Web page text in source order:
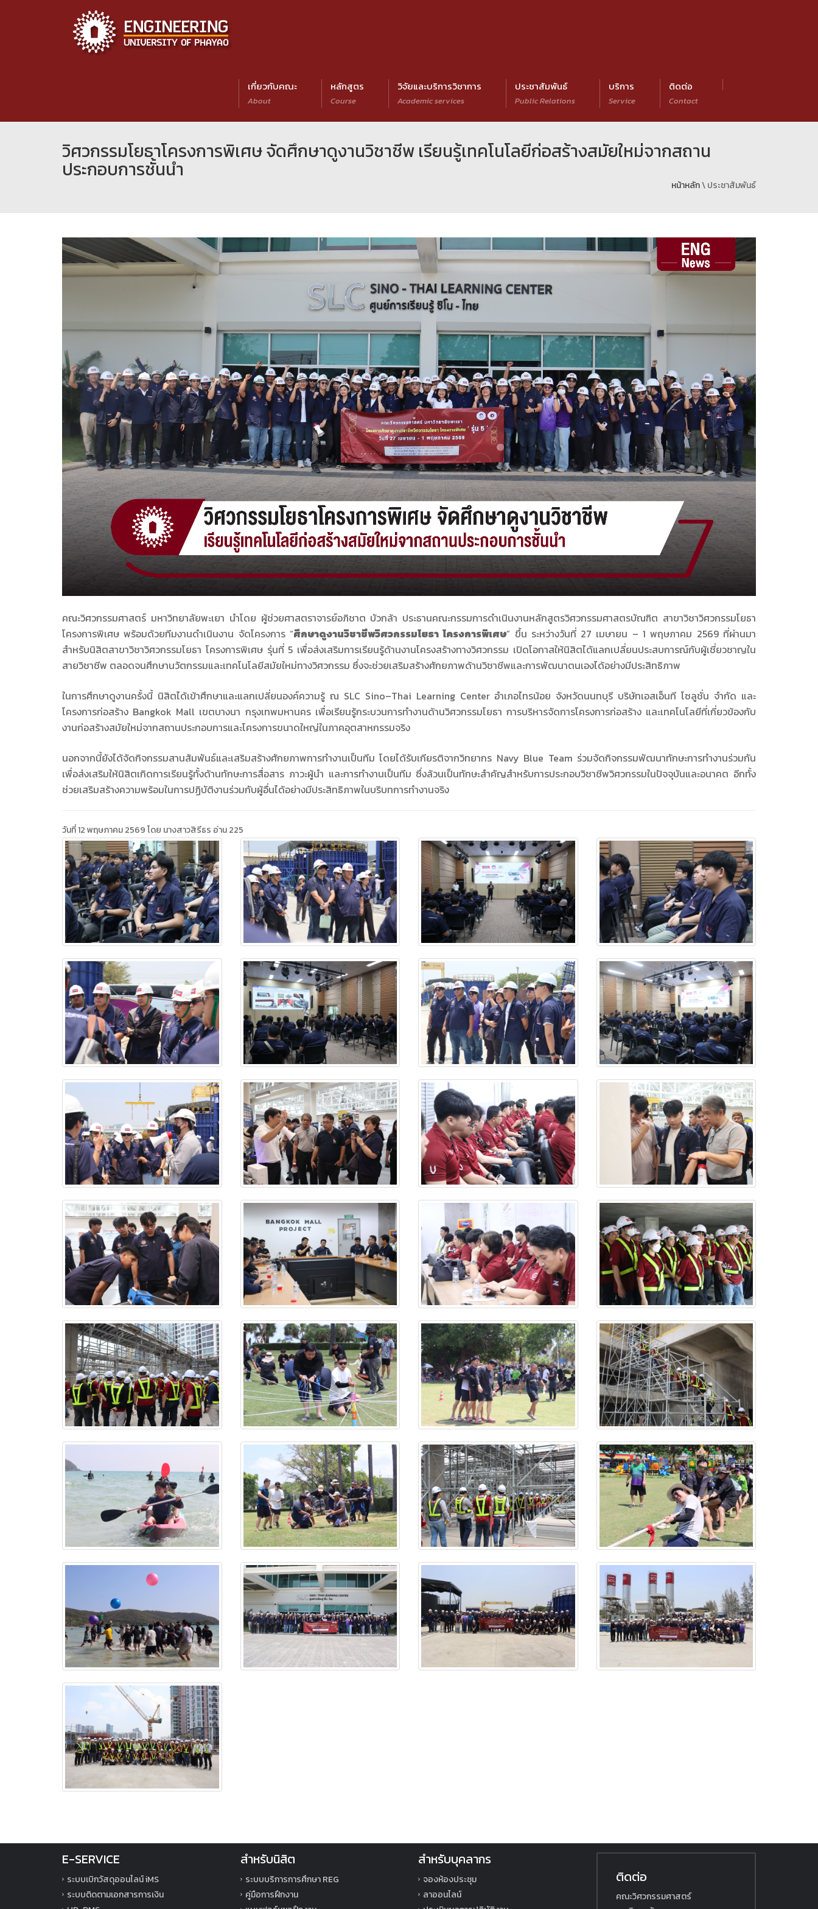
เกี่ยวกับคณะ
About
หลักสูตร
Course
วิจัยและบริการวิชาการ
Academic services
ประชาสัมพันธ์
Public Relations
บริการ
Service
ติดต่อ
Contact
วิศวกรรมโยธาโครงการพิเศษ จัดศึกษาดูงานวิชาชีพ เรียนรู้เทคโนโลยีก่อสร้างสมัยใหม่จากสถาน
ประกอบการชั้นนำ
หน้าหลัก\ ประชาสัมพันธ์
คณะวิศวกรรมศาสตร์ มหาวิทยาลัยพะเยา นำโดย ผู้ช่วยศาสตราจารย์อภิชาต บัวกล้า ประธานคณะกรรมการดำเนินงานหลักสูตรวิศวกรรมศาสตรบัณฑิต สาขาวิชาวิศวกรรมโยธา
โครงการพิเศษ พร้อมด้วยทีมงานดำเนินงาน จัดโครงการ “ศึกษาดูงานวิชาชีพวิศวกรรมโยธา โครงการพิเศษ” ขึ้น ระหว่างวันที่ 27 เมษายน – 1 พฤษภาคม 2569 ที่ผ่านมา
สำหรับนิสิตสาขาวิชาวิศวกรรมโยธา โครงการพิเศษ รุ่นที่ 5 เพื่อส่งเสริมการเรียนรู้ด้านงานโครงสร้างทางวิศวกรรม เปิดโอกาสให้นิสิตได้แลกเปลี่ยนประสบการณ์กับผู้เชี่ยวชาญใน
สายวิชาชีพ ตลอดจนศึกษานวัตกรรมและเทคโนโลยีสมัยใหม่ทางวิศวกรรม ซึ่งจะช่วยเสริมสร้างศักยภาพด้านวิชาชีพและการพัฒนาตนเองได้อย่างมีประสิทธิภาพ
ในการศึกษาดูงานครั้งนี้ นิสิตได้เข้าศึกษาและแลกเปลี่ยนองค์ความรู้ ณ SLC Sino–Thai Learning Centerอำเภอไทรน้อย จังหวัดนนทบุรี บริษัทเอสเอ็นที โซลูชั่น จำกัด และ
โครงการก่อสร้าง Bangkok Mall เขตบางนา กรุงเทพมหานคร เพื่อเรียนรู้กระบวนการทำงานด้านวิศวกรรมโยธา การบริหารจัดการโครงการก่อสร้าง และเทคโนโลยีที่เกี่ยวข้องกับ
งานก่อสร้างสมัยใหม่จากสถานประกอบการและโครงการขนาดใหญ่ในภาคอุตสาหกรรมจริง
นอกจากนี้ยังได้จัดกิจกรรมสานสัมพันธ์และเสริมสร้างศักยภาพการทำงานเป็นทีม โดยได้รับเกียรติจากวิทยากร Navy Blue Team ร่วมจัดกิจกรรมพัฒนาทักษะการทำงานร่วมกัน
เพื่อส่งเสริมให้นิสิตเกิดการเรียนรู้ทั้งด้านทักษะการสื่อสาร ภาวะผู้นำ และการทำงานเป็นทีม ซึ่งล้วนเป็นทักษะสำคัญสำหรับการประกอบวิชาชีพวิศวกรรมในปัจจุบันและอนาคต อีกทั้ง
ช่วยเสริมสร้างความพร้อมในการปฏิบัติงานร่วมกับผู้อื่นได้อย่างมีประสิทธิภาพในบริบทการทำงานจริง
วันที่ 12 พฤษภาคม 2569 โดย นางสาวสิรีธร อ่าน 225
E-SERVICE
ระบบเบิกวัสดุออนไลน์ iMS
ระบบติดตามเอกสารการเงิน
สำหรับนิสิต
ระบบบริการการศึกษา REG
คู่มือการฝึกงาน
สำหรับบุคลากร
จองห้องประชุม
ลาออนไลน์
ติดต่อ
คณะวิศวกรรมศาสตร์